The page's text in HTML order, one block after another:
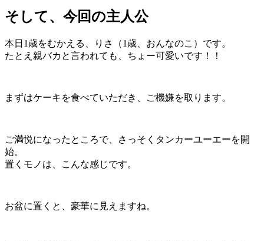
そして、今回の主人公
本日1歳をむかえる、りさ（1歳、おんなのこ）です。
たとえ親バカと言われても、ちょー可愛いです！！
まずはケーキを食べていただき、ご機嫌を取ります。
ご満悦になったところで、さっそくタンカーユーエーを開
始。
置くモノは、こんな感じです。
お盆に置くと、豪華に見えますね。